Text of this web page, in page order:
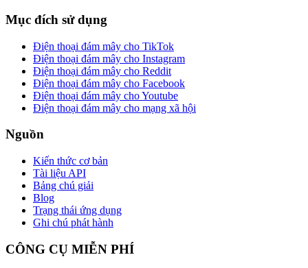
Mục đích sử dụng
Điện thoại đám mây cho TikTok
Điện thoại đám mây cho Instagram
Điện thoại đám mây cho Reddit
Điện thoại đám mây cho Facebook
Điện thoại đám mây cho Youtube
Điện thoại đám mây cho mạng xã hội
Nguồn
Kiến thức cơ bản
Tài liệu API
Bảng chú giải
Blog
Trạng thái ứng dụng
Ghi chú phát hành
CÔNG CỤ MIỄN PHÍ